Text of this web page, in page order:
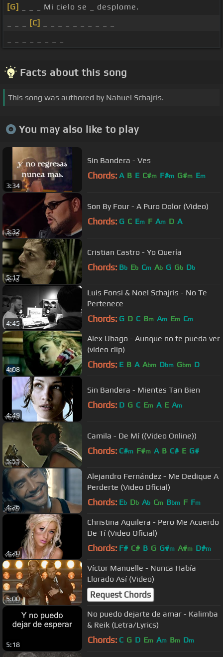
[G]
_ _ _ Mi cielo se _ desplome.
[C]
Facts about this song
This song was authored by Nahuel Schajris.
You may also like to play
3:34
Sin Bandera - Ves
Chords: A B E C#m F#m G#m Em
3:32
Son By Four - A Puro Dolor (Video)
Chords: G C Em F Am D A
5:17
Cristian Castro - Yo Quería
Chords: Bb Eb Cm Ab G Gb Db
4:45
Luis Fonsi & Noel Schajris - No Te
Pertenece
Chords: G D C Bm Am Em Cm
4:08
Alex Ubago - Aunque no te pueda ver
(video clip)
Chords: E B A Abm Dbm Gbm D
4:49
Sin Bandera - Mientes Tan Bien
Chords: D G C Em A E Am
5:55
Camila - De Mí ((Video Online))
Chords: C#m F#m A B C# E G#
4:26
Alejandro Fernández - Me Dedique A
Perderte (Video Oficial)
Chords: Eb Db Ab Cm Bbm F Fm
4:20
Christina Aguilera - Pero Me Acuerdo
De Tí (Video Oficial)
Chords: F# C# B G G#m A#m D#m
5:00
Víctor Manuelle - Nunca Había
Llorado Así (Video)
Request Chords
5:18
No puedo dejarte de amar - Kalimba
& Reik (Letra/Lyrics)
Chords: C G D Em Am Bm Dm